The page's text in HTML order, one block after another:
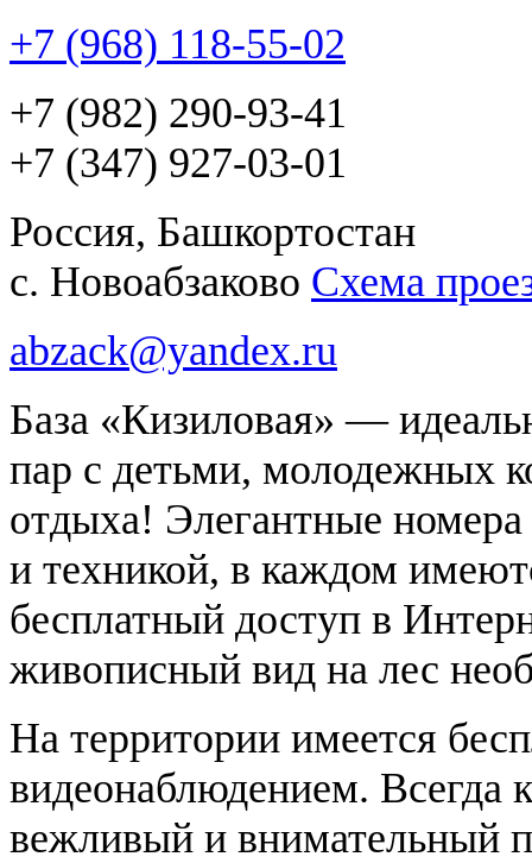
+7 (968) 118-55-02
+7 (982) 290-93-41
+7 (347) 927-03-01
Россия, Башкортостан
с. Новоабзаково Схема
abzack@yandex.ru
База «Кизиловая» —
пар с детьми, молодежных
отдыха! Элегантные
и техникой, в каждом
бесплатный доступ в
живописный вид на лес
На территории имеется
видеонаблюдением. Всегда
вежливый и внимательный